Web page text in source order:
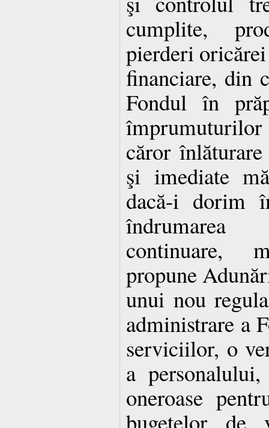
cumplite,
pierderi
financiare, din
Fondul în
împrumuturilor
căror
şi imediate
dacă-i dorim
continuare,
propune
unui nou
administrare a
serviciilor, o
a
oneroase
bugetelor de